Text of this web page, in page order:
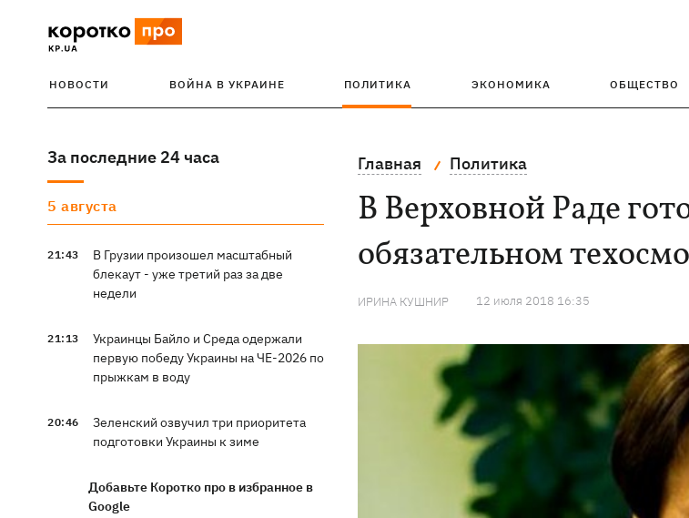
НОВОСТИ ВОЙНА В УКРАИНЕ ПОЛИТИКА ЭКОНОМИКА ОБЩЕСТВО
За последние 24 часа
5 августа
21:43
В Грузии произошел масштабный
блекаут - уже третий раз за две
недели
21:13
Украинцы Байло и Среда одержали
первую победу Украины на ЧЕ-2026 по
прыжкам в воду
20:46
Зеленский озвучил три приоритета
подготовки Украины к зиме
Добавьте Коротко про в избранное в
Google
Главная Политика
В Верховной Раде
обязательном
ИРИНА КУШНИР 12 июля 2018 16:35